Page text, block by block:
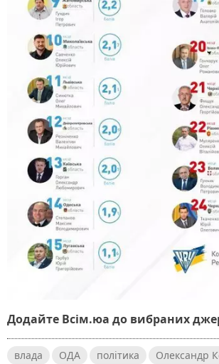
Додайте Всім.юа до вибраних
влада ОДА політика Олександр